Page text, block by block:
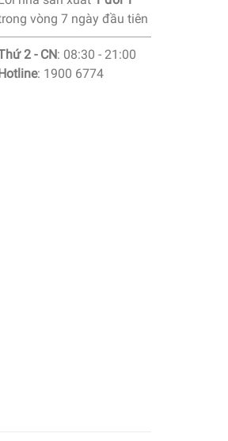
lượng
vòng 7 ngày đầu tiên
2 - CN: 08:30 - 21:00
: 1900 6774